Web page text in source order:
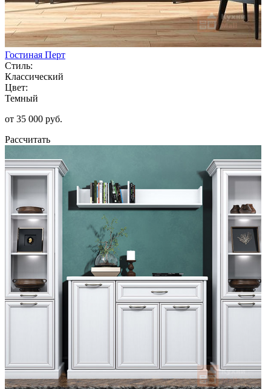
Гостиная Перт
Стиль:
Классический
Цвет:
Темный
от 35 000 руб.
Рассчитать